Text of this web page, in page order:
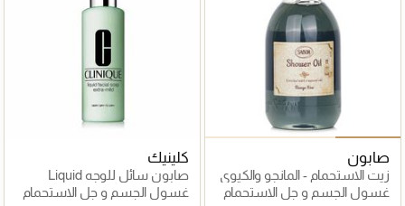
صابون
زيت الاستحمام - المانجو والكيوي
غسول الجسم و جل الاستحمام
كلينيك
صابون سائل للوجه Liquid
Facial Soap - Extra Mild
غسول الجسم و جل الاستحمام